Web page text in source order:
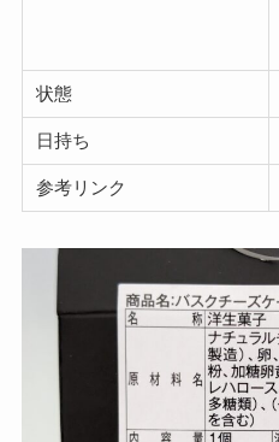
状態
日持ち
参考リンク